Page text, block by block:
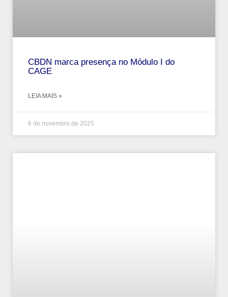
CBDN marca presença no Módulo I do
CAGE
LEIA MAIS »
6 de novembro de 2025